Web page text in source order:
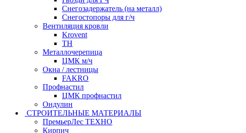
Снегозадержатель (на металл)
Снегостопоры для г/ч
Вентиляция кровли
Krovent
ТН
Металлочерепица
ЦМК м/ч
Окна / лестницы
FAKRO
Профнастил
ЦМК профнастил
Ондулин
СТРОИТЕЛЬНЫЕ МАТЕРИАЛЫ
ПремьерЛес ТЕХНО
Кирпич